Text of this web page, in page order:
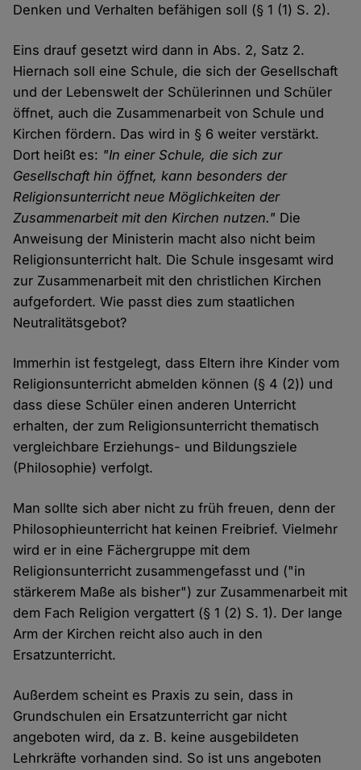
Denken und Verhalten befähigen soll (§ 1 (1) S. 2).
Eins drauf gesetzt wird dann in Abs. 2, Satz 2.
Hiernach soll eine Schule, die sich der Gesellschaft
und der Lebenswelt der Schülerinnen und Schüler
öffnet, auch die Zusammenarbeit von Schule und
Kirchen fördern. Das wird in § 6 weiter verstärkt.
Dort heißt es: "In einer Schule, die sich zur
Gesellschaft hin öffnet, kann besonders der
Religionsunterricht neue Möglichkeiten der
Zusammenarbeit mit den Kirchen nutzen." Die
Anweisung der Ministerin macht also nicht beim
Religionsunterricht halt. Die Schule insgesamt wird
zur Zusammenarbeit mit den christlichen Kirchen
aufgefordert. Wie passt dies zum staatlichen
Neutralitätsgebot?
Immerhin ist festgelegt, dass Eltern ihre Kinder vom
Religionsunterricht abmelden können (§ 4 (2)) und
dass diese Schüler einen anderen Unterricht
erhalten, der zum Religionsunterricht thematisch
vergleichbare Erziehungs- und Bildungsziele
(Philosophie) verfolgt.
Man sollte sich aber nicht zu früh freuen, denn der
Philosophieunterricht hat keinen Freibrief. Vielmehr
wird er in eine Fächergruppe mit dem
Religionsunterricht zusammengefasst und ("in
stärkerem Maße als bisher") zur Zusammenarbeit mit
dem Fach Religion vergattert (§ 1 (2) S. 1). Der lange
Arm der Kirchen reicht also auch in den
Ersatzunterricht.
Außerdem scheint es Praxis zu sein, dass in
Grundschulen ein Ersatzunterricht gar nicht
angeboten wird, da z. B. keine ausgebildeten
Lehrkräfte vorhanden sind. So ist uns angeboten